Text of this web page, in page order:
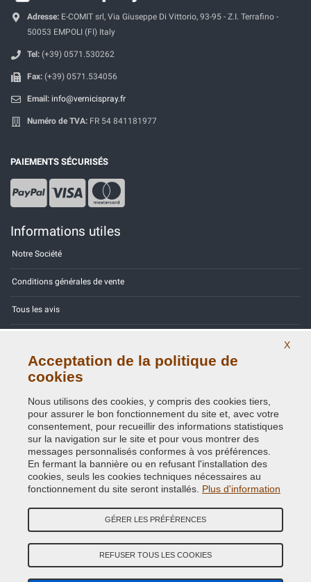
Adresse: E-COMIT srl, Via Giuseppe Di Vittorio, 93-95 - Z.I. Terrafino -
50053 EMPOLI (FI) Italy
Tel: (+39) 0571.530262
Fax: (+39) 0571.534056
Email: info@vernicispray.fr
Numéro de TVA: FR 54 841181977
PAIEMENTS SÉCURISÉS
Informations utiles
Notre Société
Conditions générales de vente
Tous les avis
Contactez-nous
Politique de confidentialité - RGPD
Copyright © 2014 - 2026. All Rights Reserved.
Credits:E-COMIT
Suivez nous sur nos réseaux sociaux
X
Acceptation de la politique de
cookies
Nous utilisons des cookies, y compris des cookies tiers,
pour assurer le bon fonctionnement du site et, avec votre
consentement, pour recueillir des informations statistiques
sur la navigation sur le site et pour vous montrer des
messages personnalisés conformes à vos préférences.
En fermant la bannière ou en refusant l'installation des
cookies, seuls les cookies techniques nécessaires au
fonctionnement du site seront installés. Plus d'information
GÉRER LES PRÉFÉRENCES
REFUSER TOUS LES COOKIES